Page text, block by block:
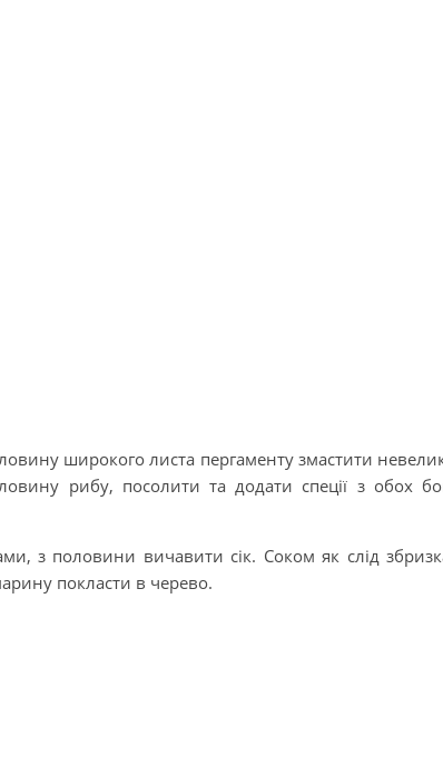
широкого листа пергаменту змастити
рибу, посолити та додати спеції з обох
з половини вичавити сік. Соком як слід
покласти в черево.